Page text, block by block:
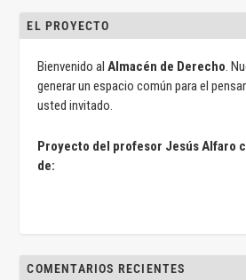
EL PROYECTO
Bienvenido alAlmacén de Derecho.
generar un espacio común para el
usted invitado.
Proyecto del profesor Jesús Alfaro
de:
COMENTARIOS RECIENTES